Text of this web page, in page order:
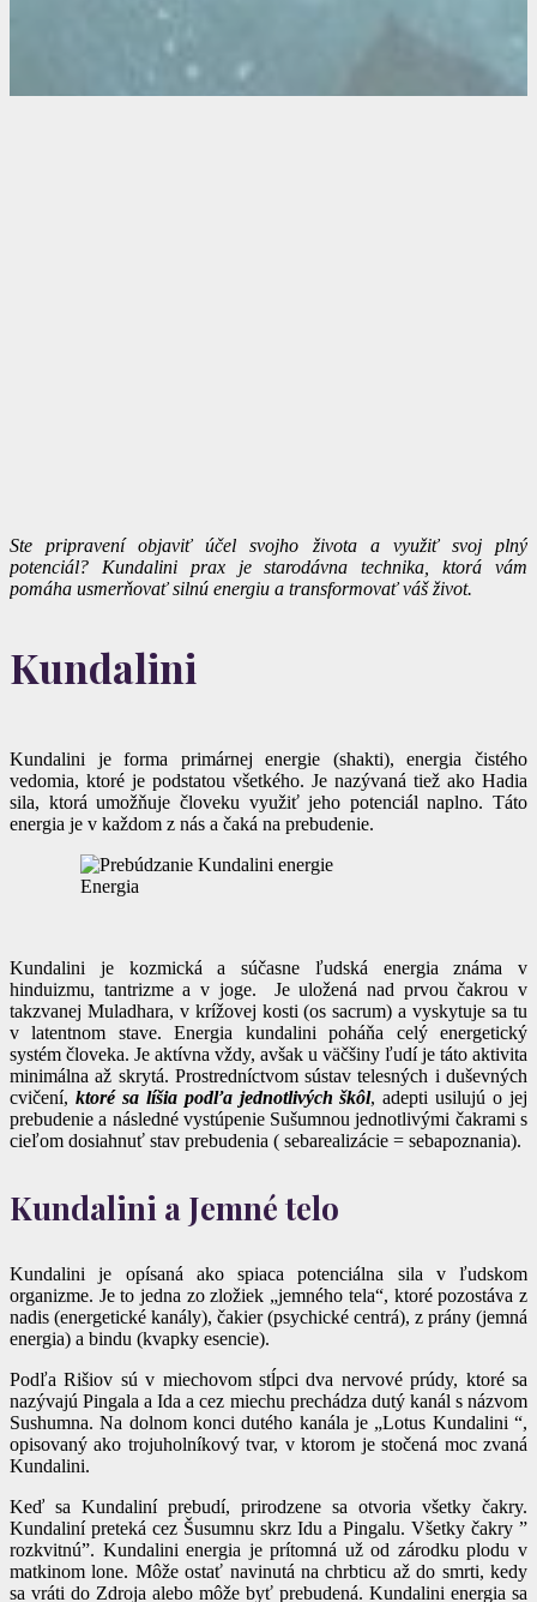
Ste pripravení objaviť účel svojho života a využiť svoj plný
potenciál? Kundalini prax je starodávna technika, ktorá vám
pomáha usmerňovať silnú energiu a transformovať váš život.
Kundalini
Kundalini je forma primárnej energie (shakti), energia čistého
vedomia, ktoré je podstatou všetkého. Je nazývaná tiež ako Hadia
sila, ktorá umožňuje človeku využiť jeho potenciál naplno. Táto
energia je v každom z nás a čaká na prebudenie.
Energia
Kundalini je kozmická a súčasne ľudská energia známa v
hinduizmu, tantrizme a v joge. Je uložená nad prvou čakrou v
takzvanej Muladhara, v krížovej kosti (os sacrum) a vyskytuje sa tu
v latentnom stave. Energia kundalini poháňa celý energetický
systém človeka. Je aktívna vždy, avšak u väčšiny ľudí je táto aktivita
minimálna až skrytá. Prostredníctvom sústav telesných i duševných
cvičení, ktoré sa líšia podľa jednotlivých škôl, adepti usilujú o jej
prebudenie a následné vystúpenie Sušumnou jednotlivými čakrami s
cieľom dosiahnuť stav prebudenia ( sebarealizácie = sebapoznania).
Kundalini a Jemné telo
Kundalini je opísaná ako spiaca potenciálna sila v ľudskom
organizme. Je to jedna zo zložiek „jemného tela“, ktoré pozostáva z
nadis (energetické kanály), čakier (psychické centrá), z prány (jemná
energia) a bindu (kvapky esencie).
Podľa Rišiov sú v miechovom stĺpci dva nervové prúdy, ktoré sa
nazývajú Pingala a Ida a cez miechu prechádza dutý kanál s názvom
Sushumna. Na dolnom konci dutého kanála je „Lotus Kundalini “,
opisovaný ako trojuholníkový tvar, v ktorom je stočená moc zvaná
Kundalini.
Keď sa Kundaliní prebudí, prirodzene sa otvoria všetky čakry.
Kundaliní preteká cez Šusumnu skrz Idu a Pingalu. Všetky čakry ”
rozkvitnú”. Kundalini energia je prítomná už od zárodku plodu v
matkinom lone. Môže ostať navinutá na chrbticu až do smrti, kedy
sa vráti do Zdroja alebo môže byť prebudená. Kundalini energia sa